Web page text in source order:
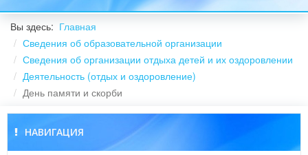
Вы здесь: Главная
Сведения об образовательной организации
Сведения об организации отдыха детей и их оздоровлении
Деятельность (отдых и оздоровление)
День памяти и скорби
НАВИГАЦИЯ